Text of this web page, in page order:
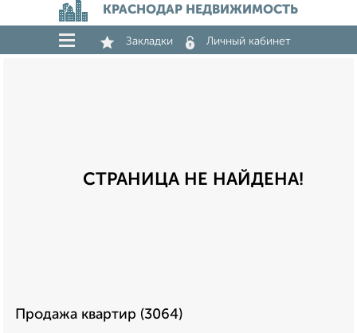
КРАСНОДАР НЕДВИЖИМОСТЬ
Закладки Личный кабинет
СТРАНИЦА НЕ НАЙДЕНА!
Продажа квартир (3064)